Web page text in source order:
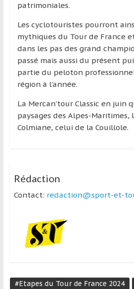
patrimoniales.
Les cyclotouristes pourront
mythiques du Tour de France
dans les pas des grand
passé mais aussi du présent
partie du peloton
région à l’année.
La Mercan’tour Classic en juin
paysages des Alpes-Maritimes,
Colmiane, celui de la Couillole.
Rédaction
Contact: redaction@sport-et-
#Etapes du Tour de France 2024